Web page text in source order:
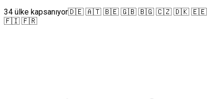
34 ülke kapsanıyor🇩🇪 🇦🇹 🇧🇪 🇬🇧 🇧🇬 🇨🇿 🇩🇰 🇪🇪
🇫🇮 🇫🇷